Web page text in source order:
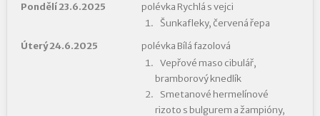
Pondělí 23.6.2025
polévka Rychlá s vejci
Šunkafleky, červená řepa
Úterý 24.6.2025
polévka Bílá fazolová
Vepřové maso cibulář,
bramborový knedlík
Smetanové hermelínové
rizoto s bulgurem a žampióny,